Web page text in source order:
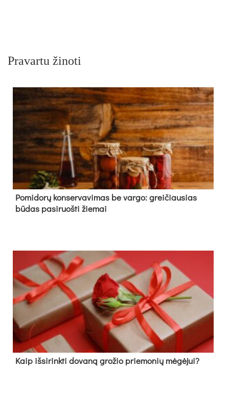
Pravartu žinoti
Pomidorų konservavimas be vargo: greičiausias
būdas pasiruošti žiemai
Kaip išsirinkti dovaną grožio priemonių mėgėjui?